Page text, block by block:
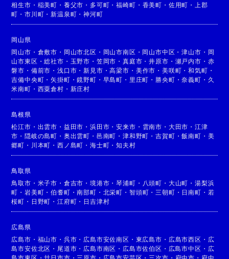
相生市 ・ 稲美町 ・ 養父市 ・ 多可町 ・福崎町 ・ 香美町 ・ 佐用町 ・ 上郡
町 ・市川町 ・新温泉町 ・神河町
岡山県
岡山市 ・ 倉敷市 ・ 岡山市北区 ・ 岡山市南区 ・ 岡山市中区 ・津山市 ・ 岡
山市東区 ・総社市 ・ 玉野市 ・ 笠岡市 ・真庭市 ・井原市 ・ 瀬戸内市 ・ 赤
磐市 ・ 備前市 ・浅口市 ・新見市 ・高梁市 ・ 美作市 ・ 美咲町 ・和気町 ・
吉備中央町 ・矢掛町 ・鏡野町 ・ 早島町 ・ 里庄町 ・ 勝央町 ・奈義町 ・ 久
米南町 ・ 西粟倉村 ・ 新庄村
島根県
松江市 ・ 出雲市 ・ 益田市 ・浜田市 ・安来市 ・ 雲南市 ・ 大田市 ・ 江津
市 ・隠岐の島町 ・ 奥出雲町 ・ 邑南町 ・津和野町 ・吉賀町 ・飯南町 ・ 美
郷町 ・ 川本町 ・西ノ島町 ・海士町 ・知夫村
鳥取県
鳥取市 ・ 米子市 ・ 倉吉市 ・境港市 ・琴浦町 ・ 八頭町 ・ 大山町 ・ 湯梨浜
町 ・岩美町 ・伯耆町 ・南部町 ・ 北栄町 ・ 智頭町 ・三朝町 ・ 日南町 ・ 若
桜町 ・ 日野町 ・江府町 ・ 日吉津村
広島県
広島市 ・ 福山市 ・ 呉市 ・ 広島市安佐南区 ・ 東広島市 ・ 広島市西区 ・ 広
島市安佐北区 ・ 尾道市 ・ 広島市南区 ・ 広島市佐伯区 ・ 広島市中区 ・ 広